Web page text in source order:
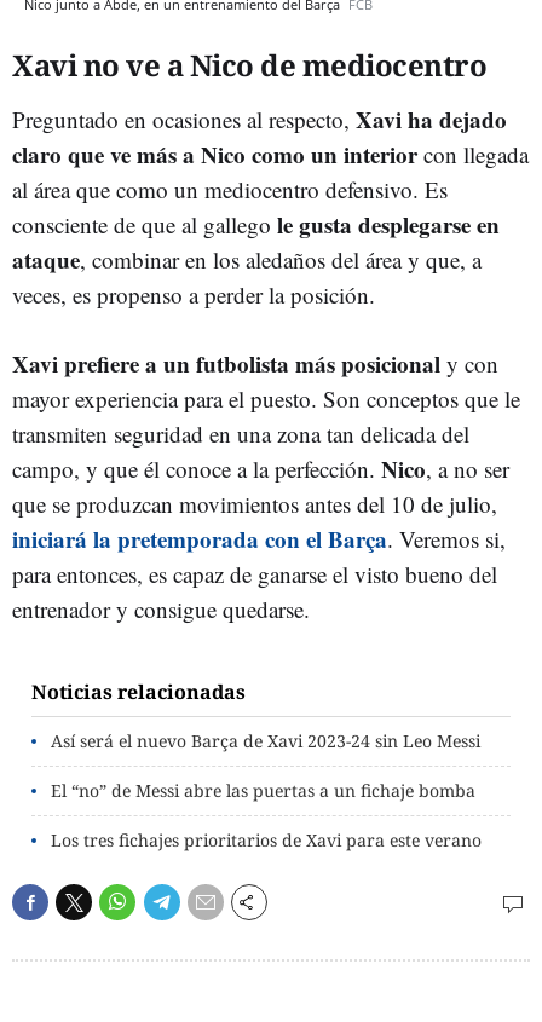
Nico junto a Abde, en un entrenamiento del Barça FCB
Xavi no ve a Nico de mediocentro
Preguntado en ocasiones al respecto, Xavi ha dejado
claro que ve más a Nico como un interiorcon llegada
al área que como un mediocentro defensivo. Es
consciente de que al gallego le gusta desplegarse en
ataque, combinar en los aledaños del área y que, a
veces, es propenso a perder la posición.
Xavi prefiere a un futbolista más posicional y con
mayor experiencia para el puesto. Son conceptos que le
transmiten seguridad en una zona tan delicada del
campo, y que él conoce a la perfección. Nico, a no ser
que se produzcan movimientos antes del 10 de julio,
iniciará la pretemporada con el Barça. Veremos si,
para entonces, es capaz de ganarse el visto bueno del
entrenador y consigue quedarse.
Noticias relacionadas
Así será el nuevo Barça de Xavi 2023-24 sin Leo Messi
El “no” de Messi abre las puertas a un fichaje bomba
Los tres fichajes prioritarios de Xavi para este verano